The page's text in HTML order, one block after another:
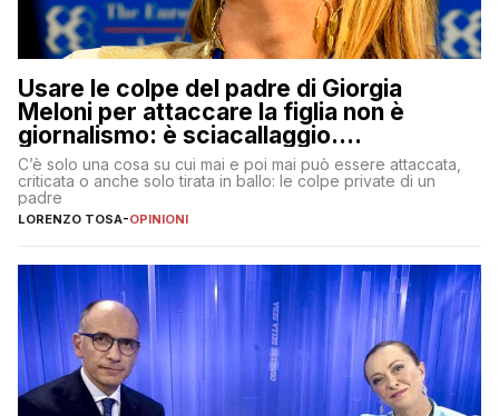
Usare le colpe del padre di Giorgia
Meloni per attaccare la figlia non è
giornalismo: è sciacallaggio.
Dimostriamo di essere diversi
C’è solo una cosa su cui mai e poi mai può essere attaccata,
criticata o anche solo tirata in ballo: le colpe private di un
padre
LORENZO TOSA-OPINIONI